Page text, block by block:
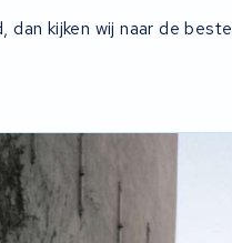
kijken wij naar de beste